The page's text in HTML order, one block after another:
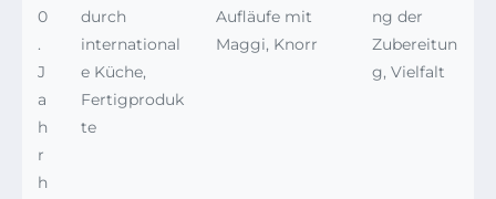
0
.
J
a
h
r
h
durch
international
e Küche,
Fertigproduk
te
Aufläufe mit
Maggi, Knorr
ng der
Zubereitun
g, Vielfalt